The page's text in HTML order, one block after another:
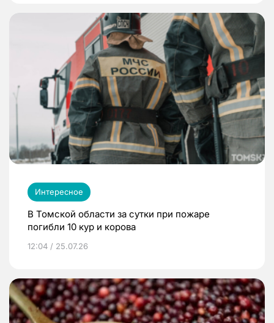
Интересное
В Томской области за сутки при пожаре
погибли 10 кур и корова
12:04 / 25.07.26